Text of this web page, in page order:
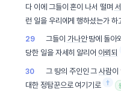
다 이에 그들이 혼이 나서 떨며
런 일을 우리에게 행하셨는가 하
29 그들이 가나안땅에 돌아
당한 일을 자세히 알리어 아뢰되
30 그 땅의 주인인 그사람이
대한 정탐꾼으로 여기기로 †